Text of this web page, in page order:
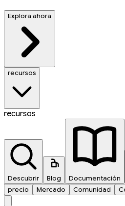
Explora ahora
recursos
recursos
Descubrir Blog Documentación
precio
Mercado Comunidad